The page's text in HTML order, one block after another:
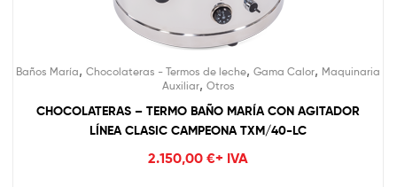
Baños María, Chocolateras - Termos de leche, Gama Calor, Maquinaria
Auxiliar, Otros
CHOCOLATERAS – TERMO BAÑO MARÍA CON AGITADOR
LÍNEA CLASIC CAMPEONA TXM/40-LC
2.150,00 €+ IVA